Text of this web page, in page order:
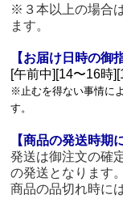
※３本以上の場合
ます。
【お届け日時の御
[午前中][14〜16時
※止むを得ない事情に
す。
【商品の発送時期
発送は御注文の確
の発送となります。
商品の品切れ時に